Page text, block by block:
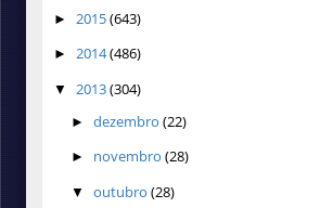
► 2015(643)
► 2014(486)
▼ 2013(304)
► dezembro (22)
► novembro (28)
▼ outubro (28)